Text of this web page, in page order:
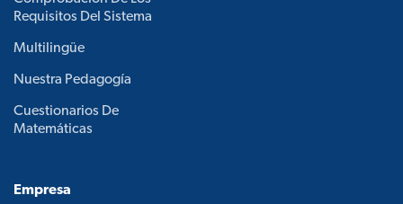
Requisitos Del Sistema
Multilingüe
Nuestra Pedagogía
Cuestionarios De
Matemáticas
Empresa